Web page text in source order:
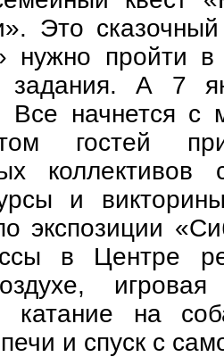
Это
нужно пройти
задания. А 7
Все начнется с
гостей
коллективов
и
экспозиции
в Центре
катание на
и спуск с